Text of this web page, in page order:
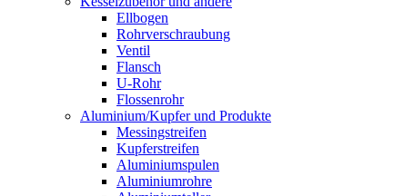
Ellbogen
Rohrverschraubung
Ventil
Flansch
U-Rohr
Flossenrohr
Aluminium/Kupfer und Produkte
Messingstreifen
Kupferstreifen
Aluminiumspulen
Aluminiumrohre